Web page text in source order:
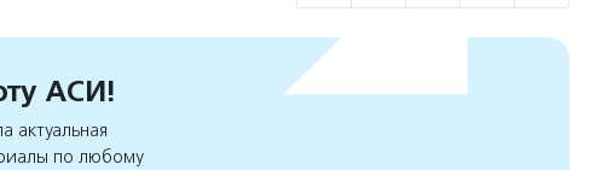
АСИ!
актуальная
по любому